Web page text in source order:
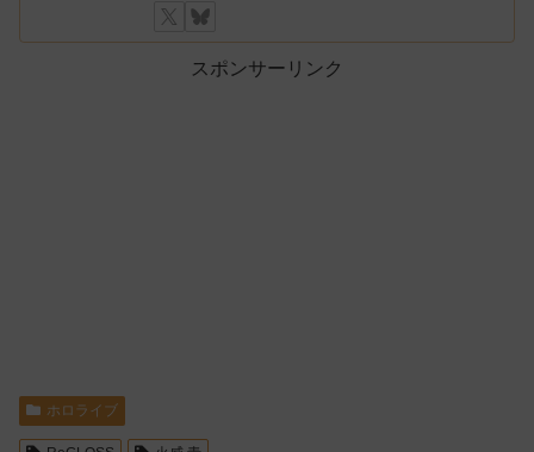
スポンサーリンク
ホロライブ